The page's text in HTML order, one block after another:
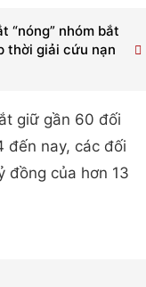
“nóng” nhóm bắt
thời giải cứu nạn
giữ gần 60 đối
đến nay, các đối
đồng của hơn 13